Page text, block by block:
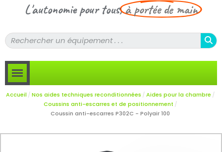
L'autonomie pour tous,à portée de main
Accueil Nos aides techniques reconditionnées
Aides pour la chambre
Coussins anti-escarres et de positionnement
Coussin anti-escarres P302C - Polyair 100